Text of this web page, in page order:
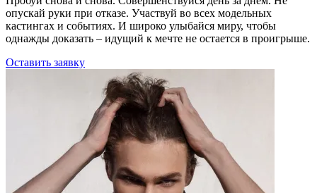
опускай руки при отказе. Участвуй во всех модельных
кастингах и событиях. И широко улыбайся миру, чтобы
однажды доказать – идущий к мечте не остается в проигрыше.
Оставить заявку